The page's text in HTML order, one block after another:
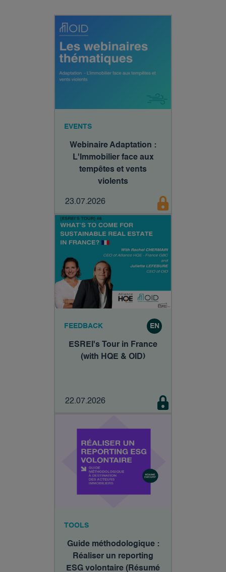
EVENTS
Webinaire Adaptation :
L'Immobilier face aux
tempêtes et vents
violents
23.07.2026
FEEDBACK EN
ESREI's Tour in France
(with HQE & OID)
22.07.2026
TOOLS
Guide méthodologique :
Réaliser un reporting
ESG volontaire (Résumé